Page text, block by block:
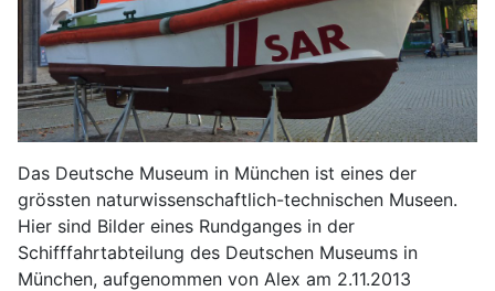
Das Deutsche Museum in München ist eines der
grössten naturwissenschaftlich-technischen Museen.
Hier sind Bilder eines Rundganges in der
Schifffahrtabteilung des Deutschen Museums in
München, aufgenommen von Alex am 2.11.2013